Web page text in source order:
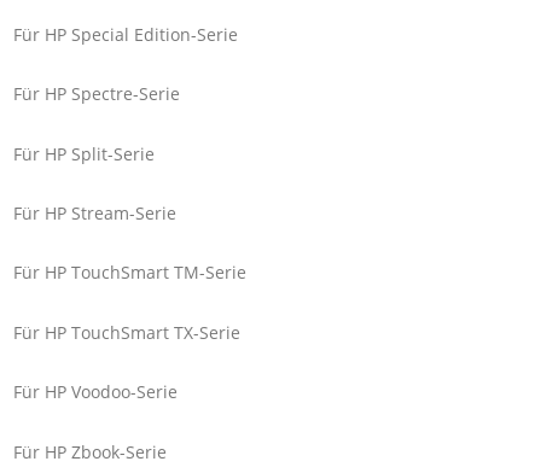
Für HP Special Edition-Serie
Für HP Spectre-Serie
Für HP Split-Serie
Für HP Stream-Serie
Für HP TouchSmart TM-Serie
Für HP TouchSmart TX-Serie
Für HP Voodoo-Serie
Für HP Zbook-Serie